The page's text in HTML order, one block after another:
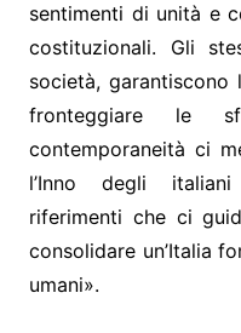
sentimenti di unità e
costituzionali. Gli
società, garantiscono
fronteggiare le
contemporaneità ci
l’Inno degli
riferimenti che ci
consolidare un’Italia
umani».